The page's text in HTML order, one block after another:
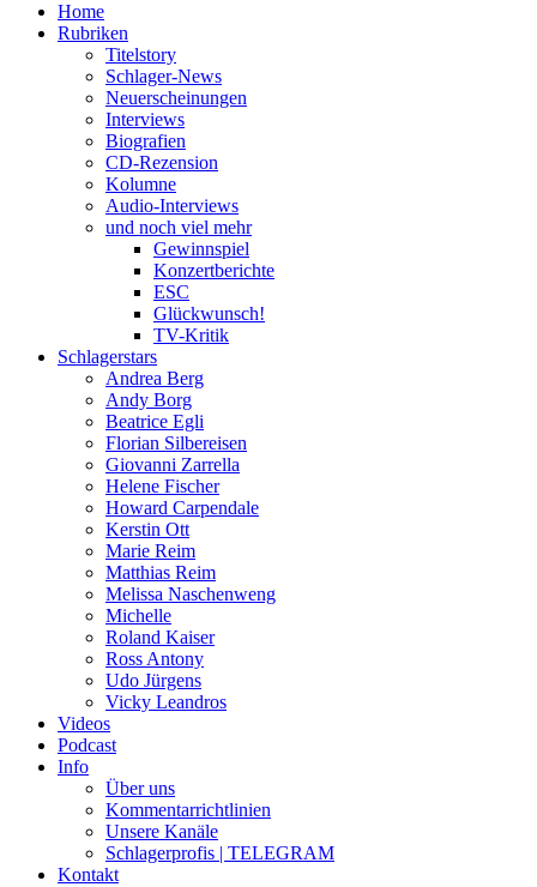
Home
Rubriken
Titelstory
Schlager-News
Neuerscheinungen
Interviews
Biografien
CD-Rezension
Kolumne
Audio-Interviews
und noch viel mehr
Gewinnspiel
Konzertberichte
ESC
Glückwunsch!
TV-Kritik
Schlagerstars
Andrea Berg
Andy Borg
Beatrice Egli
Florian Silbereisen
Giovanni Zarrella
Helene Fischer
Howard Carpendale
Kerstin Ott
Marie Reim
Matthias Reim
Melissa Naschenweng
Michelle
Roland Kaiser
Ross Antony
Udo Jürgens
Vicky Leandros
Videos
Podcast
Info
Über uns
Kommentarrichtlinien
Unsere Kanäle
Schlagerprofis | TELEGRAM
Kontakt